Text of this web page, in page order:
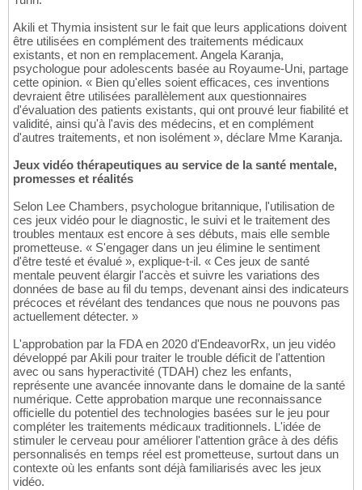
Akili et Thymia insistent sur le fait que leurs applications doivent
être utilisées en complément des traitements médicaux
existants, et non en remplacement. Angela Karanja,
psychologue pour adolescents basée au Royaume-Uni, partage
cette opinion. « Bien qu'elles soient efficaces, ces inventions
devraient être utilisées parallèlement aux questionnaires
d'évaluation des patients existants, qui ont prouvé leur fiabilité et
validité, ainsi qu'à l'avis des médecins, et en complément
d'autres traitements, et non isolément », déclare Mme Karanja.
Jeux vidéo thérapeutiques au service de la santé mentale,
promesses et réalités
Selon Lee Chambers, psychologue britannique, l'utilisation de
ces jeux vidéo pour le diagnostic, le suivi et le traitement des
troubles mentaux est encore à ses débuts, mais elle semble
prometteuse. « S'engager dans un jeu élimine le sentiment
d'être testé et évalué », explique-t-il. « Ces jeux de santé
mentale peuvent élargir l'accès et suivre les variations des
données de base au fil du temps, devenant ainsi des indicateurs
précoces et révélant des tendances que nous ne pouvons pas
actuellement détecter. »
L'approbation par la FDA en 2020 d'EndeavorRx, un jeu vidéo
développé par Akili pour traiter le trouble déficit de l'attention
avec ou sans hyperactivité (TDAH) chez les enfants,
représente une avancée innovante dans le domaine de la santé
numérique. Cette approbation marque une reconnaissance
officielle du potentiel des technologies basées sur le jeu pour
compléter les traitements médicaux traditionnels. L'idée de
stimuler le cerveau pour améliorer l'attention grâce à des défis
personnalisés en temps réel est prometteuse, surtout dans un
contexte où les enfants sont déjà familiarisés avec les jeux
vidéo.